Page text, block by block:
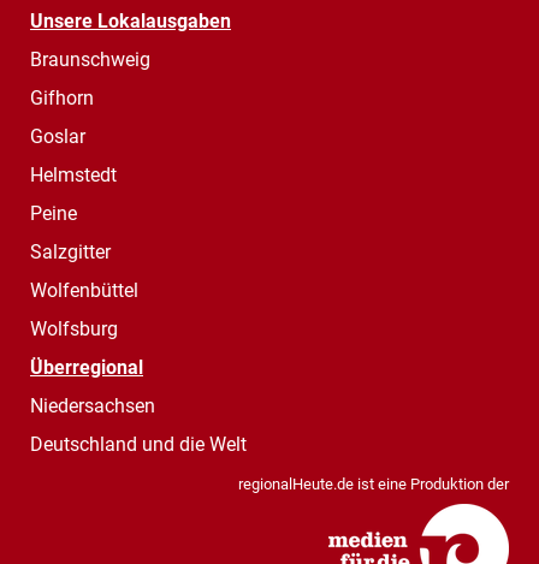
Unsere Lokalausgaben
Braunschweig
Gifhorn
Goslar
Helmstedt
Peine
Salzgitter
Wolfenbüttel
Wolfsburg
Überregional
Niedersachsen
Deutschland und die Welt
regionalHeute.de ist eine Produktion der